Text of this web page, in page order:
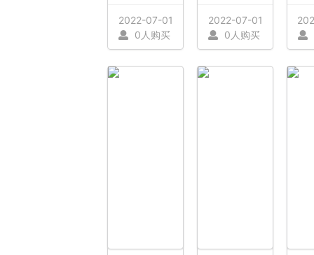
2022-07-01
0人购买
2022-07-01
0人购买